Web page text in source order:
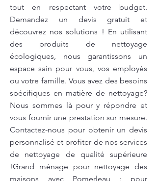
tout en respectant votre budget.
Demandez un devis gratuit et
découvrez nos solutions ! En utilisant
des produits de nettoyage
écologiques, nous garantissons un
espace sain pour vous, vos employés
ou votre famille. Vous avez des besoins
spécifiques en matière de nettoyage?
Nous sommes là pour y répondre et
vous fournir une prestation sur mesure.
Contactez-nous pour obtenir un devis
personnalisé et profiter de nos services
de nettoyage de qualité supérieure
!Grand ménage pour nettoyage des
maisons avec Pomerleau : pour